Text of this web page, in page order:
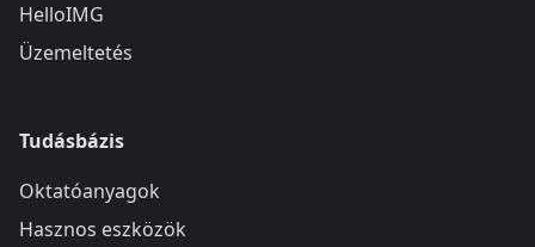
HelloIMG
Üzemeltetés
Tudásbázis
Oktatóanyagok
Hasznos eszközök